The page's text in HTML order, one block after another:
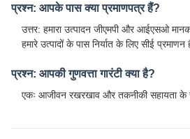
प्रश्न: आपके पास क्या प्रमाणपत्र हैं?
उत्तर: हमारा उत्पादन जीएमपी और आईएसओ
हमारे उत्पादों के पास निर्यात के लिए सीई प्रमाणन
प्रश्न: आपकी गुणवत्ता गारंटी क्या है?
एकः आजीवन रखरखाव और तकनीकी सहायता के